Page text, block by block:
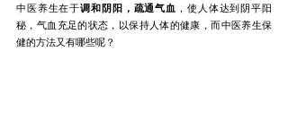
中医养生在于调和阴阳，疏通气血 ，使人体达到阴平阳
秘，气血充足的状态，以保持人体的健康，而中医养生保
健的方法又有哪些呢？